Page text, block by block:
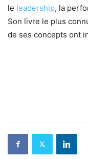
le leadership, la
Son livre le plus
de ses concepts ont